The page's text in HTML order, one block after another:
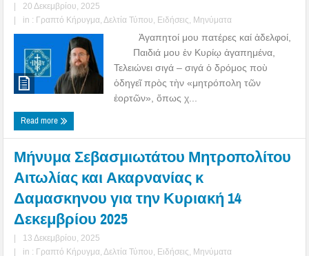
|
20 Δεκεμβρίου, 2025
|
in : Γραπτό Κήρυγμα Δελτία Τύπου Ειδήσεις Μηνύματα
Ἀγαπητοί μου πατέρες καί ἀδελφοί,
Παιδιά μου ἐν Κυρίῳ ἀγαπημένα,
Τελειώνει σιγά – σιγά ὁ δρόμος ποὺ
ὁδηγεῖ πρὸς τὴν «μητρόπολη τῶν
ἑορτῶν», ὅπως χ...
Read more
Μήνυμα Σεβασμιωτάτου Μητροπολίτου
Αιτωλίας και Ακαρνανίας κ
Δαμασκηνου για την Κυριακή 14
Δεκεμβρίου 2025
|
13 Δεκεμβρίου, 2025
|
in : Γραπτό Κήρυγμα Δελτία Τύπου Ειδήσεις Μηνύματα